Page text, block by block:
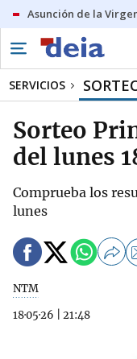
Asunción de la
SERVICIOS
Sorteo
del lunes
Comprueba los
lunes
NTM
18·05·26
21:48